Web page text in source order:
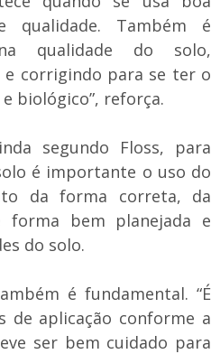
qualidade. Também é
qualidade do solo,
e corrigindo para se ter o
biológico”, reforça.
segundo Floss, para
é importante o uso do
da forma correta, da
forma bem planejada e
do solo.
é fundamental. “É
de aplicação conforme a
ser bem cuidado para